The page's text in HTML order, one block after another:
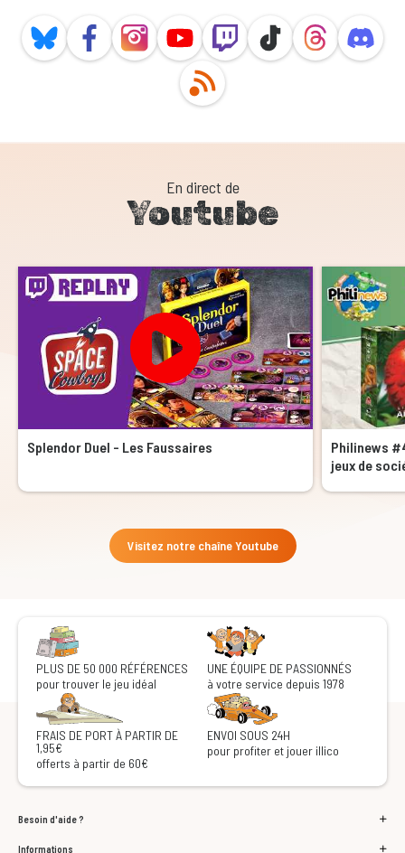
En direct de
Youtube
Splendor Duel - Les Faussaires
Philinews
jeux de
Visitez notre chaîne Youtube
PLUS DE 50 000 RÉFÉRENCES
pour trouver le jeu idéal
UNE ÉQUIPE DE PASSIONNÉS
à votre service depuis 1978
FRAIS DE PORT À PARTIR DE
1,95€
offerts à partir de 60€
ENVOI SOUS 24H
pour profiter et jouer illico
Besoin d'aide ?
Informations